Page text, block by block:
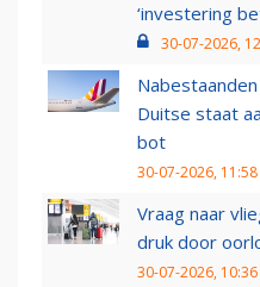
‘investering
30-07-2026,
Duitse staat
bot
30-07-2026, 11:58
Vraag naar
druk door
30-07-2026, 10:36